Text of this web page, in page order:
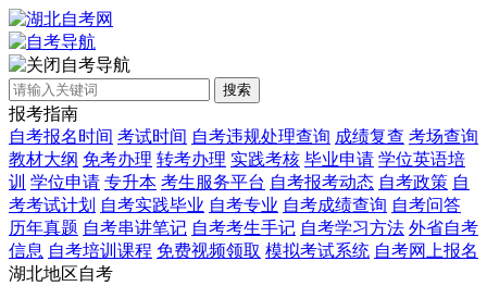
自考导航
搜索
报考指南
自考报名时间 考试时间 自考违规处理查询 成绩复查 考场查询
教材大纲 免考办理 转考办理 实践考核 毕业申请 学位英语培
训 学位申请 专升本 考生服务平台 自考报考动态 自考政策 自
考考试计划 自考实践毕业 自考专业 自考成绩查询 自考问答
历年真题 自考串讲笔记 自考考生手记 自考学习方法 外省自考
信息 自考培训课程 免费视频领取 模拟考试系统 自考网上报名
湖北地区自考